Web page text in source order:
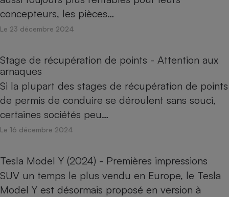
concepteurs, les pièces…
Le 23 décembre 2024
Stage de récupération de points - Attention aux
arnaques
Si la plupart des stages de récupération de points
de permis de conduire se déroulent sans souci,
certaines sociétés peu…
Le 16 décembre 2024
Tesla Model Y (2024) - Premières impressions
SUV un temps le plus vendu en Europe, le Tesla
Model Y est désormais proposé en version à